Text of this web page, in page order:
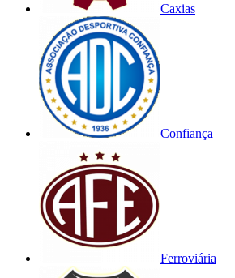
Caxias
Confiança
Ferroviária